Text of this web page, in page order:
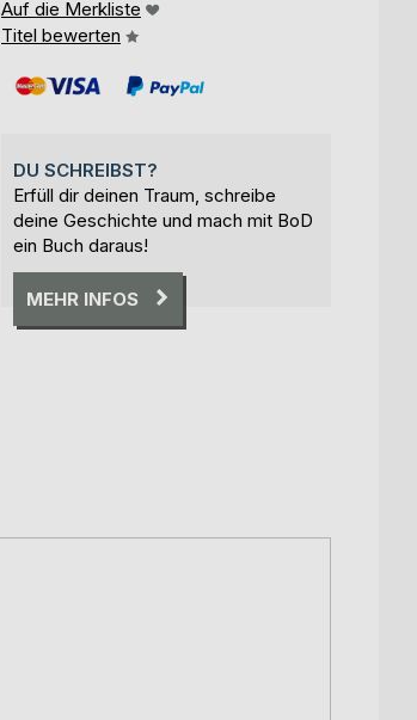
Auf die Merkliste
Titel bewerten
DU SCHREIBST?
Erfüll dir deinen Traum, schreibe
deine Geschichte und mach mit BoD
ein Buch daraus!
MEHR INFOS